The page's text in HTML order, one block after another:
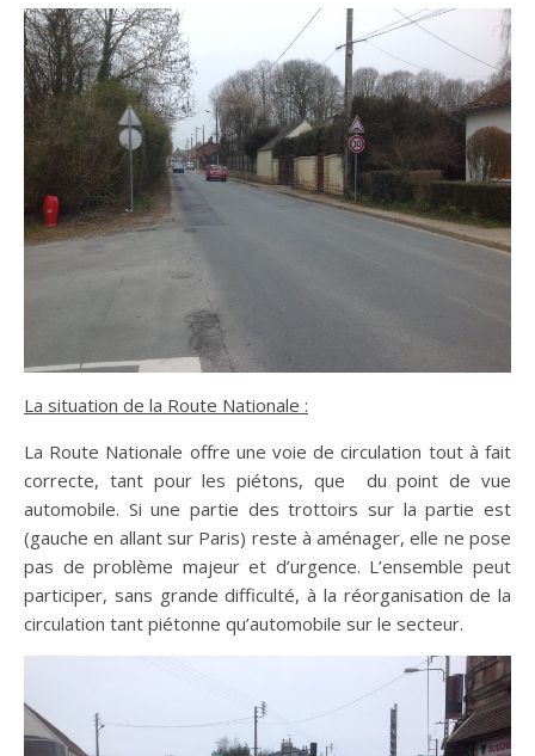
La situation de la Route Nationale :
La Route Nationale offre une voie de circulation tout à fait
correcte, tant pour les piétons, que du point de vue
automobile. Si une partie des trottoirs sur la partie est
(gauche en allant sur Paris) reste à aménager, elle ne pose
pas de problème majeur et d’urgence. L’ensemble peut
participer, sans grande difficulté, à la réorganisation de la
circulation tant piétonne qu’automobile sur le secteur.